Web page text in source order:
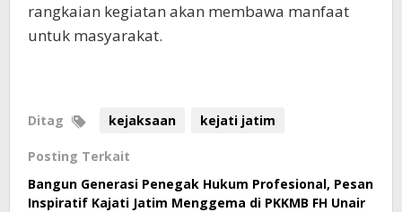
rangkaian kegiatan akan membawa manfaat
untuk masyarakat.
Ditag kejaksaan kejati jatim
Posting Terkait
Bangun Generasi Penegak Hukum Profesional, Pesan
Inspiratif Kajati Jatim Menggema di PKKMB FH Unair